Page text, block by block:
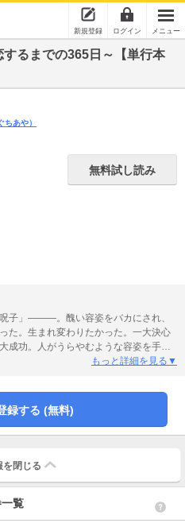
新規登録 ログイン メニュー
るまでの365日～【単行本
ちあや）
無料試し読み
子」―――。醜い容姿をバカにされ、
た。生まれ変わりたかった。一大決心
成功。人がうらやむような容姿を手に
ずだった。でも顔が美しくなっても内
い。根は陰キャだった。陽キャの友だ
している。そんな日々のなか私の前に
んと、よりによって私の「呪子」とし
。※同タイトルの1話～4話を収録し
もっと詳細を見る▼
録する (無料)
を 閉じる
覧